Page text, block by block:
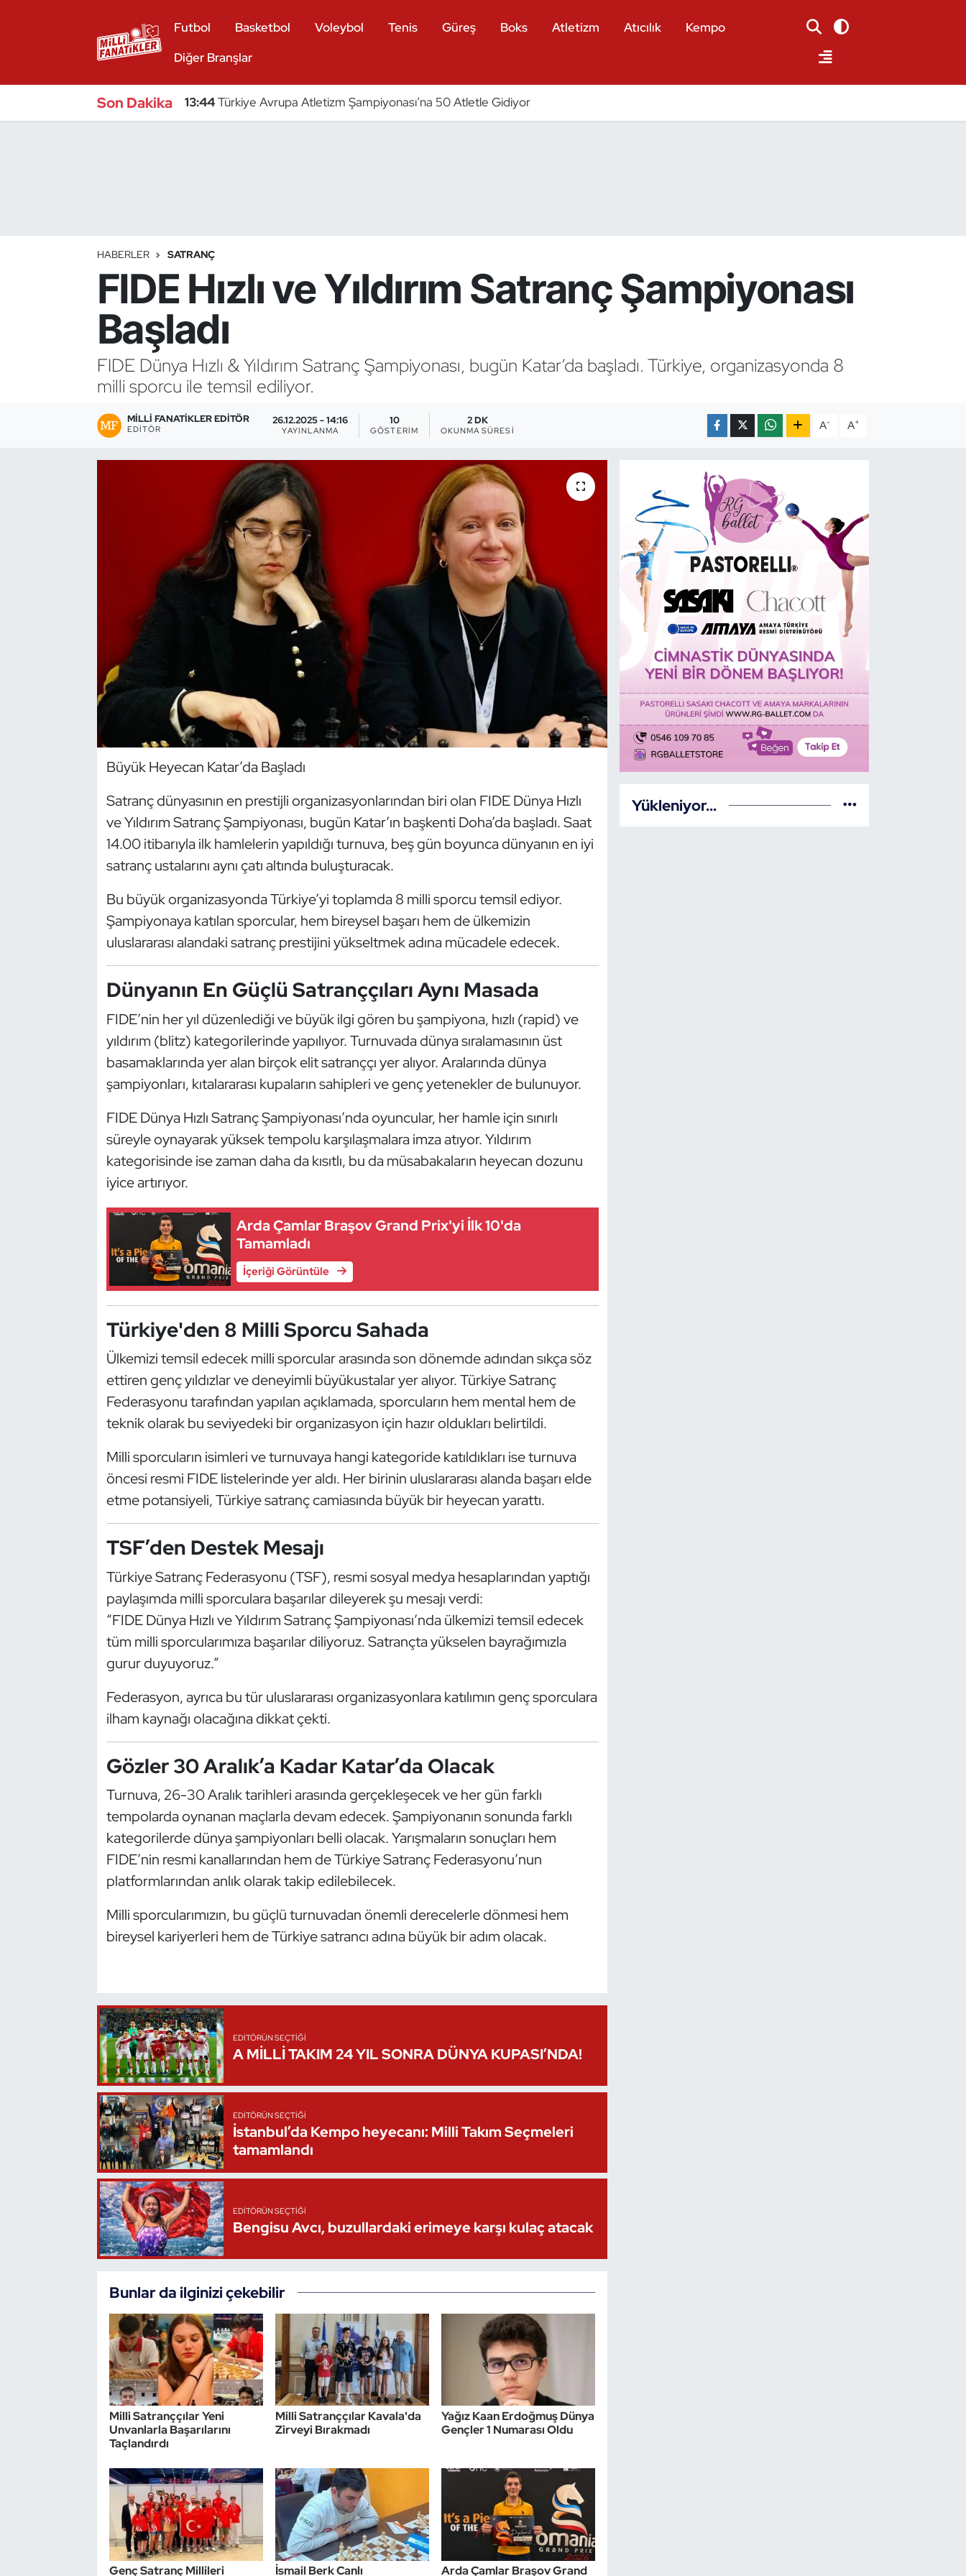
Futbol Basketbol Voleybol Tenis Güreş Boks Atletizm Atıcılık
Kempo
Diğer Branşlar
Son Dakika 13:44Türkiye Avrupa Atletizm Şampiyonası’na 50 Atletle Gidiyor
HABERLER SATRANÇ
FIDE Hızlı ve Yıldırım Satranç Şampiyonası
Başladı
FIDE Dünya Hızlı & Yıldırım Satranç Şampiyonası, bugün Katar’da başladı. Türkiye, organizasyonda 8
milli sporcu ile temsil ediliyor.
MILLI FANATIKLER EDITÖR
EDITÖR
26.12.2025 - 14:16
YAYINLANMA
10
GÖSTERIM
2 DK
OKUNMA SÜRESI A- A+
Büyük Heyecan Katar’da Başladı
Satranç dünyasının en prestijli organizasyonlarından biri olan FIDE Dünya Hızlı
ve Yıldırım Satranç Şampiyonası, bugün Katar’ın başkenti Doha’da başladı. Saat
14.00 itibarıyla ilk hamlelerin yapıldığı turnuva, beş gün boyunca dünyanın en iyi
satranç ustalarını aynı çatı altında buluşturacak.
Bu büyük organizasyonda Türkiye’yi toplamda 8 milli sporcu temsil ediyor.
Şampiyonaya katılan sporcular, hem bireysel başarı hem de ülkemizin
uluslararası alandaki satranç prestijini yükseltmek adına mücadele edecek.
Dünyanın En Güçlü Satranççıları Aynı Masada
FIDE’nin her yıl düzenlediği ve büyük ilgi gören bu şampiyona, hızlı (rapid) ve
yıldırım (blitz) kategorilerinde yapılıyor. Turnuvada dünya sıralamasının üst
basamaklarında yer alan birçok elit satranççı yer alıyor. Aralarında dünya
şampiyonları, kıtalararası kupaların sahipleri ve genç yetenekler de bulunuyor.
FIDE Dünya Hızlı Satranç Şampiyonası’nda oyuncular, her hamle için sınırlı
süreyle oynayarak yüksek tempolu karşılaşmalara imza atıyor. Yıldırım
kategorisinde ise zaman daha da kısıtlı, bu da müsabakaların heyecan dozunu
iyice artırıyor.
Arda Çamlar Braşov Grand Prix'yi İlk 10'da
Tamamladı
İçeriği Görüntüle
Türkiye'den 8 Milli Sporcu Sahada
Ülkemizi temsil edecek milli sporcular arasında son dönemde adından sıkça söz
ettiren genç yıldızlar ve deneyimli büyükustalar yer alıyor. Türkiye Satranç
Federasyonu tarafından yapılan açıklamada, sporcuların hem mental hem de
teknik olarak bu seviyedeki bir organizasyon için hazır oldukları belirtildi.
Milli sporcuların isimleri ve turnuvaya hangi kategoride katıldıkları ise turnuva
öncesi resmi FIDE listelerinde yer aldı. Her birinin uluslararası alanda başarı elde
etme potansiyeli, Türkiye satranç camiasında büyük bir heyecan yarattı.
TSF’den Destek Mesajı
Türkiye Satranç Federasyonu (TSF), resmi sosyal medya hesaplarından yaptığı
paylaşımda milli sporculara başarılar dileyerek şu mesajı verdi:
“FIDE Dünya Hızlı ve Yıldırım Satranç Şampiyonası’nda ülkemizi temsil edecek
tüm milli sporcularımıza başarılar diliyoruz. Satrançta yükselen bayrağımızla
gurur duyuyoruz.”
Federasyon, ayrıca bu tür uluslararası organizasyonlara katılımın genç sporculara
ilham kaynağı olacağına dikkat çekti.
Gözler 30 Aralık’a Kadar Katar’da Olacak
Turnuva, 26-30 Aralık tarihleri arasında gerçekleşecek ve her gün farklı
tempolarda oynanan maçlarla devam edecek. Şampiyonanın sonunda farklı
kategorilerde dünya şampiyonları belli olacak. Yarışmaların sonuçları hem
FIDE’nin resmi kanallarından hem de Türkiye Satranç Federasyonu’nun
platformlarından anlık olarak takip edilebilecek.
Milli sporcularımızın, bu güçlü turnuvadan önemli derecelerle dönmesi hem
bireysel kariyerleri hem de Türkiye satrancı adına büyük bir adım olacak.
EDITÖRÜN SEÇTIĞI
A MİLLİ TAKIM 24 YIL SONRA DÜNYA KUPASI’NDA!
EDITÖRÜN SEÇTIĞI
İstanbul’da Kempo heyecanı: Milli Takım Seçmeleri
tamamlandı
EDITÖRÜN SEÇTIĞI
Bengisu Avcı, buzullardaki erimeye karşı kulaç atacak
Bunlar da ilginizi çekebilir
Milli Satranççılar Yeni
Unvanlarla Başarılarını
Taçlandırdı
Milli Satranççılar Kavala'da
Zirveyi Bırakmadı
Yağız Kaan Erdoğmuş Dünya
Gençler 1 Numarası Oldu
Genç Satranç Millileri İsmail Berk Canlı Arda Çamlar Braşov Grand
Yükleniyor...
Bocce Bowling Dart
Buz Hokeyi
Dans Sporları
Hava Sporları
İşitme Engelli Sporcular
Judo ve Kuraş
Kano ve Rafting
Modern Pentatlon
Motor Sporları
Özel Sporcular
Sualtı Sporları
Vücut Geliştirme Fitness
Wushu Kungfu